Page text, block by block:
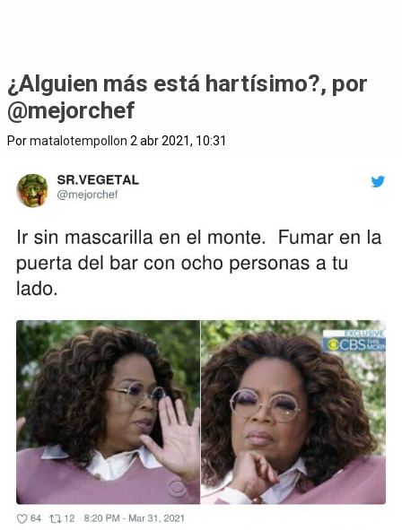
¿Alguien más está hartísimo?, por
@mejorchef
Pormatalotempollon 2 abr 2021, 10:31